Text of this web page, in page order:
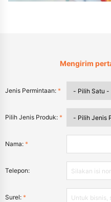
Mengirim
Jenis Permintaan: *
Pilih Jenis Produk: *
Nama: *
Telepon:
Surel: *